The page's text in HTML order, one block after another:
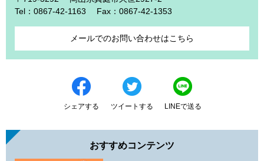
Tel：0867-42-1163
Fax：0867-42-1353
メールでのお問い合わせはこちら
シェアする ツイートする LINEで送る
おすすめコンテンツ